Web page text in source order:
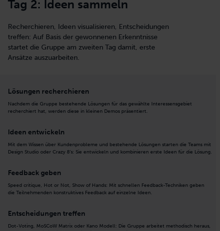
Tag 2: Ideen sammeln
Recherchieren, Ideen visualisieren, Entscheidungen
treffen: Auf Basis der gewonnenen Erkenntnisse
startet die Gruppe am zweiten Tag damit, erste
Ansätze auszuarbeiten.
Lösungen recherchieren
Nachdem die Gruppe bestehende Lösungen für das gewählte Interessensgebiet
recherchiert hat, werden diese in kleinen Demos präsentiert.
Ideen entwickeln
Mit dem Wissen über Kundenprobleme und bestehende Lösungen starten die Teams mit
Design Studio oder Crazy 8’s: Sie entwickeln und kombinieren erste Ideen für die Lösung.
Feedback geben
Speed critique, Hot or Not, Show of Hands: Mit schnellen Feedback-Techniken geben
die Teilnehmenden konstruktives Feedback auf einzelne Ideen.
Entscheidungen treffen
Dot-Voting, MoSCoW Matrix oder Kano Modell: Die Gruppe arbeitet methodisch heraus,